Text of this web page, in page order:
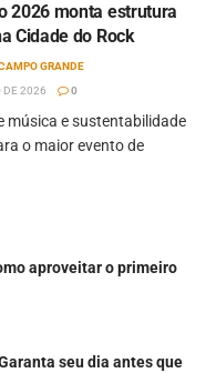
2026 monta estrutura
Cidade do Rock
GRANDE
DE 2026
0
música e sustentabilidade
o maior evento de
aproveitar o primeiro
seu dia antes que